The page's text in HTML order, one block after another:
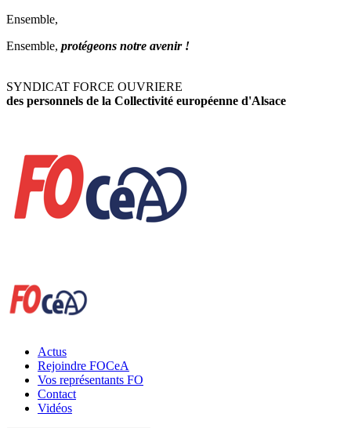
Ensemble,
Ensemble, protégeons notre avenir !
SYNDICAT FORCE OUVRIERE
des personnels de la Collectivité européenne d'Alsace
Actus
Rejoindre FOCeA
Vos représentants FO
Contact
Vidéos